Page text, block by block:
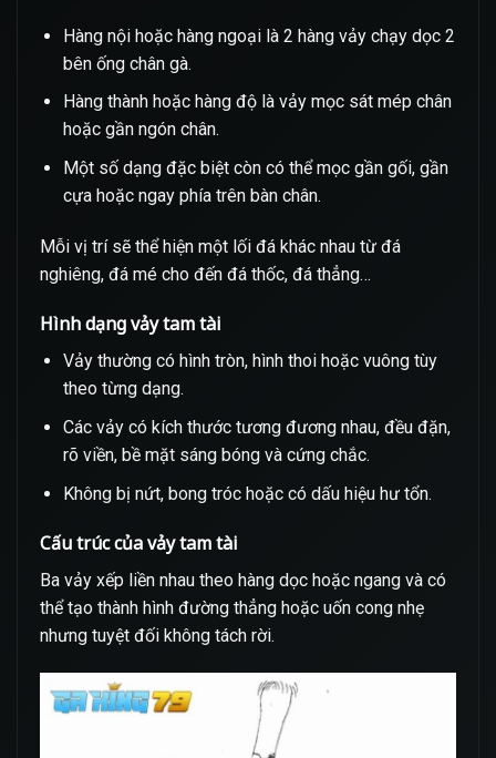
Hàng nội hoặc hàng ngoại là 2 hàng vảy chạy dọc 2
bên ống chân gà.
Hàng thành hoặc hàng độ là vảy mọc sát mép chân
hoặc gần ngón chân.
Một số dạng đặc biệt còn có thể mọc gần gối, gần
cựa hoặc ngay phía trên bàn chân.
Mỗi vị trí sẽ thể hiện một lối đá khác nhau từ đá
nghiêng, đá mé cho đến đá thốc, đá thẳng…
Hình dạng vảy tam tài
Vảy thường có hình tròn, hình thoi hoặc vuông tùy
theo từng dạng.
Các vảy có kích thước tương đương nhau, đều đặn,
rõ viền, bề mặt sáng bóng và cứng chắc.
Không bị nứt, bong tróc hoặc có dấu hiệu hư tổn.
Cấu trúc của vảy tam tài
Ba vảy xếp liền nhau theo hàng dọc hoặc ngang và có
thể tạo thành hình đường thẳng hoặc uốn cong nhẹ
nhưng tuyệt đối không tách rời.